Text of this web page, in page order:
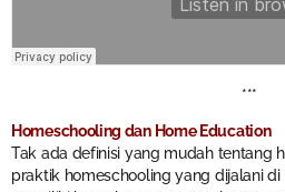
***
Homeschooling dan Home Education
Tak ada definisi yang mudah tentang
praktik homeschooling yang dijalani